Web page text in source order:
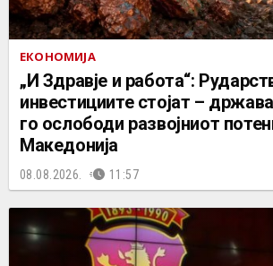
ЕКОНОМИЈА
„И Здравје и работа“:
инвестициите стојат –
го ослободи развојниот
Македонија
08.08.2026. 11:57